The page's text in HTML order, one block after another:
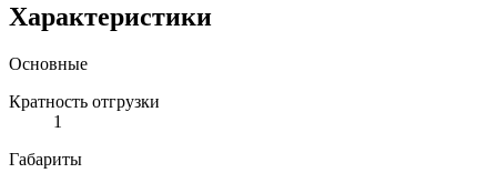
Характеристики
Основные
Кратность отгрузки
1
Габариты